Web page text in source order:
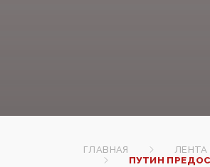
ГЛАВНАЯ
ПУТИН